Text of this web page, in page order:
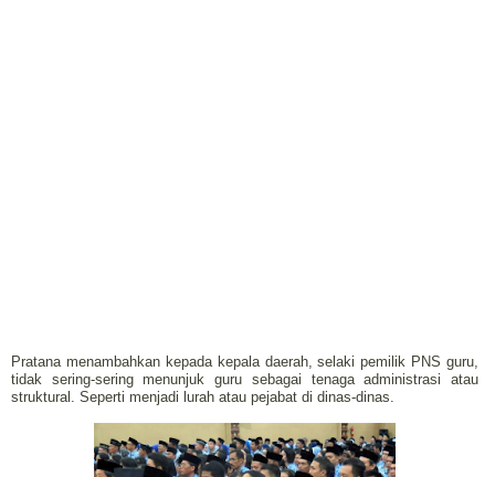
Pratana menambahkan kepada kepala daerah, selaki pemilik PNS guru,
tidak sering-sering menunjuk guru sebagai tenaga administrasi atau
struktural. Seperti menjadi lurah atau pejabat di dinas-dinas.